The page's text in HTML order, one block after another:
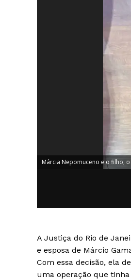
Márcia Nepomuceno e o filho,
A Justiça do Rio de
e esposa de Márcio
Com essa decisão, ela
uma operação que